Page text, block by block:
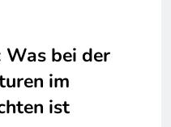
bei der
im
ist